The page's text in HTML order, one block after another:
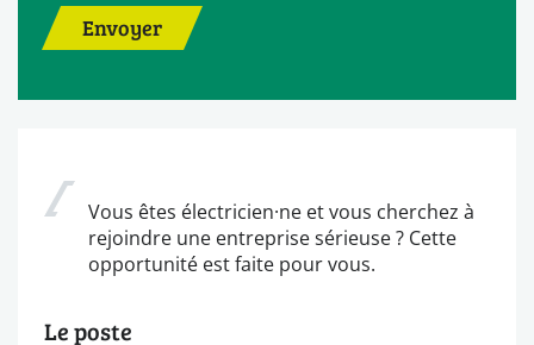
Envoyer
Vous êtes électricien·ne et vous cherchez à
rejoindre une entreprise sérieuse ? Cette
opportunité est faite pour vous.
Le poste